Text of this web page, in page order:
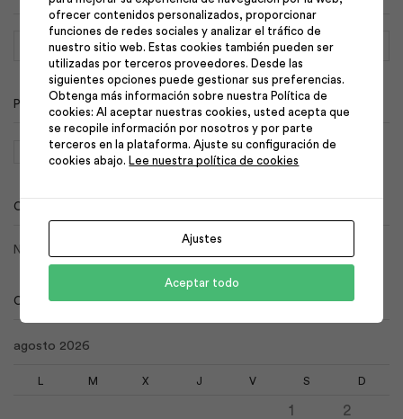
PRODUCT TAGS
cemento fuerte Holcim rocafuerte
CATEGORIES
No hay categorías
CALENDAR
agosto 2026
M X J V S D
1
2
ofrecer contenidos personalizados, proporcionar
funciones de redes sociales y analizar el tráfico de
nuestro sitio web. Estas cookies también pueden ser
utilizadas por terceros proveedores. Desde las
siguientes opciones puede gestionar sus preferencias.
Obtenga más información sobre nuestra Política de
cookies: Al aceptar nuestras cookies, usted acepta que
se recopile información por nosotros y por parte
terceros en la plataforma. Ajuste su configuración de
cookies abajo. Lee nuestra política de cookies
Ajustes
Aceptar todo